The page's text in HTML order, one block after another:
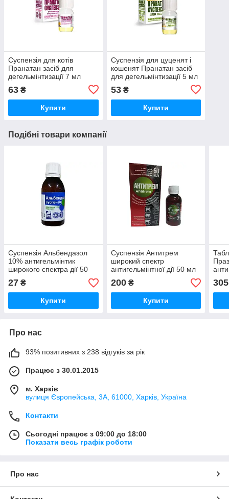
Суспензія для котів
Пранатан засіб для
дегельмінтизації 7 мл
63 ₴
Купити
Суспензія для цуценят і
кошенят Пранатан засіб
для дегельмінтизації 5 мл
53₴
Купити
Подібні товари компанії
Суспензія Альбендазол
10% антигельмінтик
широкого спектра дії 50
мл O.L.KAR
27 ₴
Купити
Суспензія Антитрем
широкий спектр
антигельмінтної дії 50 мл
O.L.KAR
200₴
Купити
305
Про нас
93% позитивних з 238 відгуків за рік
Працює з 30.01.2015
м. Харків
вулиця Європейська, 3А, 61000, Харків, Україна
Контакти
Сьогодні працює з 09:00 до 18:00
Показати весь графік роботи
Про нас